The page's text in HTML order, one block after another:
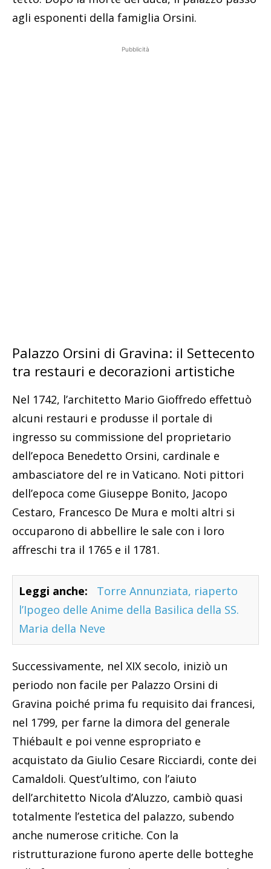
agli esponenti della famiglia Orsini.
Pubblicità
Palazzo Orsini di Gravina: il Settecento
tra restauri e decorazioni artistiche
Nel 1742, l’architetto Mario Gioffredo effettuò
alcuni restauri e produsse il portale di
ingresso su commissione del proprietario
dell’epoca Benedetto Orsini, cardinale e
ambasciatore del re in Vaticano. Noti pittori
dell’epoca come Giuseppe Bonito, Jacopo
Cestaro, Francesco De Mura e molti altri si
occuparono di abbellire le sale con i loro
affreschi tra il 1765 e il 1781.
Leggi anche:
Torre Annunziata, riaperto
l’Ipogeo delle Anime della Basilica della SS.
Maria della Neve
Successivamente, nel XIX secolo, iniziò un
periodo non facile per Palazzo Orsini di
Gravina poiché prima fu requisito dai francesi,
nel 1799, per farne la dimora del generale
Thiébault e poi venne espropriato e
acquistato da Giulio Cesare Ricciardi, conte dei
Camaldoli. Quest’ultimo, con l’aiuto
dell’architetto Nicola d’Aluzzo, cambiò quasi
totalmente l’estetica del palazzo, subendo
anche numerose critiche. Con la
ristrutturazione furono aperte delle botteghe